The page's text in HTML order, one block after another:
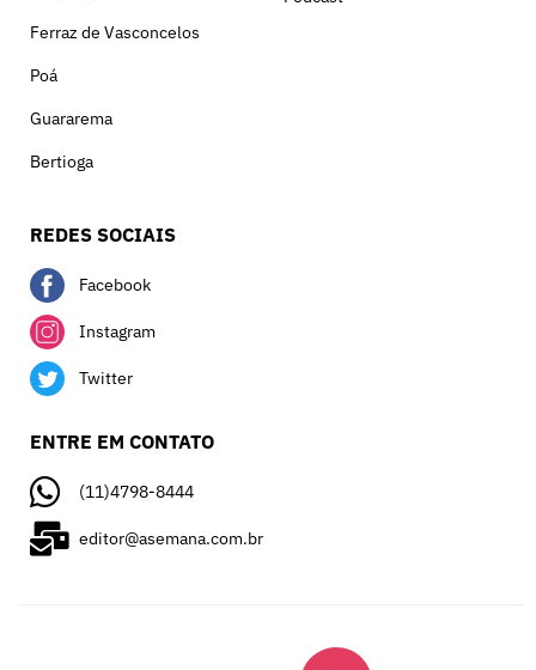
Ferraz de Vasconcelos
Poá
Guararema
Bertioga
REDES SOCIAIS
Facebook
Instagram
Twitter
ENTRE EM CONTATO
(11)4798-8444
editor@asemana.com.br